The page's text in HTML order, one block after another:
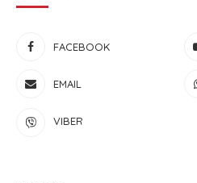
FACEBOOK
EMAIL
VIBER